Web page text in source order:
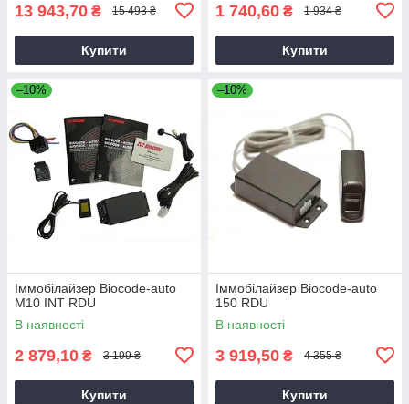
13 943,70 ₴ 15 493 ₴
Купити
1 740,60 ₴ 1 934 ₴
Купити
–10%
Іммобілайзер Biocode-auto
M10 INT RDU
В наявності
2 879,10 ₴ 3 199 ₴
Купити
–10%
Іммобілайзер Biocode-auto
150 RDU
В наявності
3 919,50 ₴ 4 355 ₴
Купити